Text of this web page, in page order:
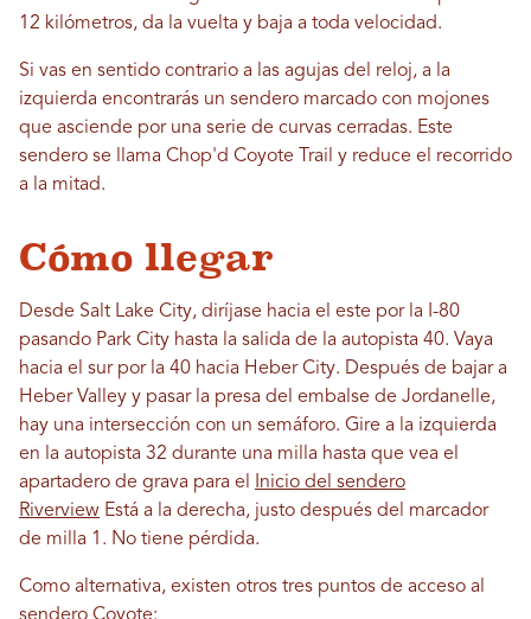
12 kilómetros, da la vuelta y baja a toda velocidad.
Si vas en sentido contrario a las agujas del reloj, a la
izquierda encontrarás un sendero marcado con mojones
que asciende por una serie de curvas cerradas. Este
sendero se llama Chop'd Coyote Trail y reduce el recorrido
a la mitad.
Cómo llegar
Desde Salt Lake City, diríjase hacia el este por la I-80
pasando Park City hasta la salida de la autopista 40. Vaya
hacia el sur por la 40 hacia Heber City. Después de bajar a
Heber Valley y pasar la presa del embalse de Jordanelle,
hay una intersección con un semáforo. Gire a la izquierda
en la autopista 32 durante una milla hasta que vea el
apartadero de grava para el
Inicio del sendero
Riverview Está a la derecha, justo después del marcador
de milla 1. No tiene pérdida.
Como alternativa, existen otros tres puntos de acceso al